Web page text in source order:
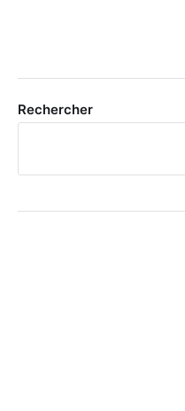
Rechercher